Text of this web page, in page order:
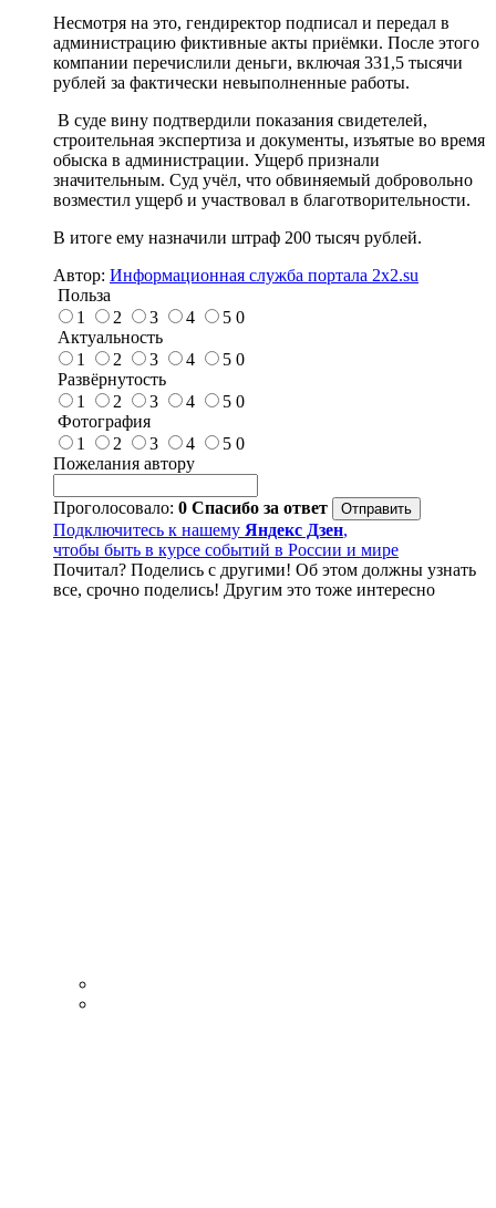
Несмотря на это, гендиректор подписал и передал в
администрацию фиктивные акты приёмки. После этого
компании перечислили деньги, включая 331,5 тысячи
рублей за фактически невыполненные работы.
В суде вину подтвердили показания свидетелей,
строительная экспертиза и документы, изъятые во время
обыска в администрации. Ущерб признали
значительным. Суд учёл, что обвиняемый добровольно
возместил ущерб и участвовал в благотворительности.
В итоге ему назначили штраф 200 тысяч рублей.
Автор: Информационная служба портала 2x2.su
Польза
1
2 3 4 5 0
Актуальность
1
2 3 4 5 0
Развёрнутость
1
2 3 4 5 0
Фотография
1
2 3 4 5 0
Пожелания автору
Проголосовало: 0 Спасибо за ответ
Подключитесь к нашему Яндекс Дзен,
чтобы быть в курсе событий в России и мире
Почитал? Поделись с другими! Об этом должны узнать
все, срочно поделись! Другим это тоже интересно